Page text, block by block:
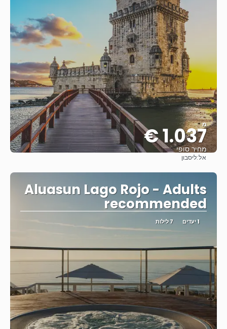
מ
1.037 €
מחיר סופי
אל:ליסבון
Aluasun Lago Rojo - Adults
recommended
1 יעדים 7 לילות